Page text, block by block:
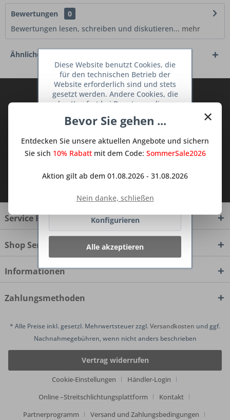
Bewertungen
0
Bewertungen lesen, schreiben und diskutieren... mehr
Ähnliche Artikel
Abonnieren Sie den kostenlosen Deine
Sie keine Neuigkeit oder Aktion mehr aus
dem Traum Küchen - Shop.
Ich habe dieDatenschutzbestimmungen
Service Hotline
Shop Service
Informationen
Zahlungsmethoden
* Alle Preise inkl. gesetzl. Mehrwertsteuer zzgl.Versandkosten und ggf.
Nachnahmegebühren, wenn nicht anders beschrieben
Vertrag widerrufen
Cookie-Einstellungen
Händler-Login
Online –Streitschlichtungsplattform
Kontakt
Partnerprogramm
Versand und Zahlungsbedingungen
×
Bevor Sie gehen ...
Entdecken Sie unsere aktuellen Angebote und sichern
Sie sich 10% Rabattmit dem Code: SommerSale2026
Aktion gilt ab dem 01.08.2026 - 31.08.2026
Nein danke, schließen
Diese Website benutzt Cookies, die
für den technischen Betrieb der
Website erforderlich sind und stets
gesetzt werden. Andere Cookies, die
den Komfort bei Benutzung dieser
dienen oder die Interaktion mit
Netzwerken vereinfachen sollen,
werden nur mit Ihrer Zustimmung
Ablehnen
Konfigurieren
Alle akzeptieren